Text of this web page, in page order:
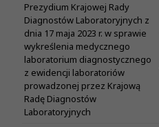
Prezydium Krajowej Rady
Diagnostów Laboratoryjnych z
dnia 17 maja 2023 r. w sprawie
wykreślenia medycznego
laboratorium diagnostycznego
z ewidencji laboratoriów
prowadzonej przez Krajową
Radę Diagnostów
Laboratoryjnych